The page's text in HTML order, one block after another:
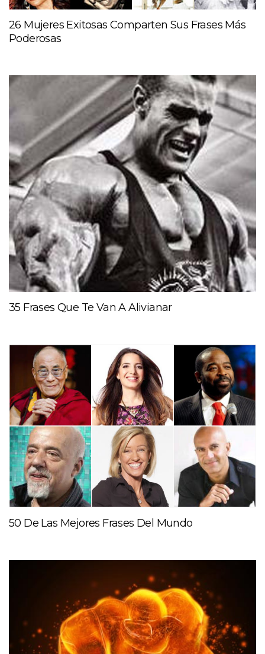
26 Mujeres Exitosas Comparten Sus Frases Más
Poderosas
35 Frases Que Te Van A Alivianar
50 De Las Mejores Frases Del Mundo